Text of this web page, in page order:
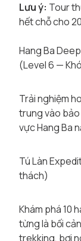
Lưu ý: Tour
hết chỗ cho
Hang Ba
(Level 6 —
Trải nghiệm
trung vào bảo
vực Hang Ba
Tú Làn
thách)
Khám phá 10
từng là bối
trekking, bơi